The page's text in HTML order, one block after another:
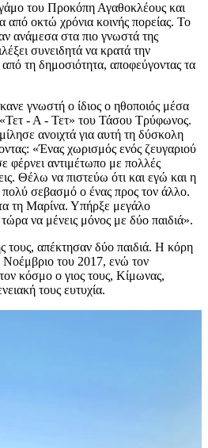
του Προκόπη Αγαθοκλέους και
από οκτώ χρόνια κοινής πορείας. Το
ανάμεσα στα πιο γνωστά της
συνειδητά να κρατά την
τη δημοσιότητα, αποφεύγοντας τα
γνωστή ο ίδιος ο ηθοποιός μέσα
- Α - Τετ» του Τάσου Τρύφωνος.
ανοιχτά για αυτή τη δύσκολη
«Ένας χωρισμός ενός ζευγαριού
φέρνει αντιμέτωπο με πολλές
Θέλω να πιστεύω ότι και εγώ και η
σεβασμό ο ένας προς τον άλλο.
τη Μαρίνα. Υπήρξε μεγάλο
να μένεις μόνος με δύο παιδιά».
τους, απέκτησαν δύο παιδιά. Η κόρη
Νοέμβριο του 2017, ενώ τον
κόσμο ο γιος τους, Κίμωνας,
τους ευτυχία.